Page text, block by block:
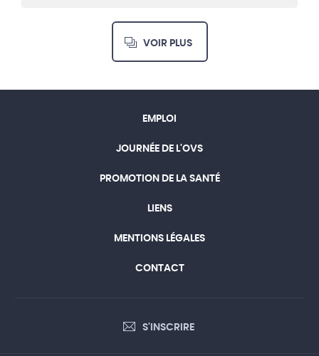
VOIR PLUS
EMPLOI
JOURNÉE DE L'OVS
PROMOTION DE LA SANTÉ
LIENS
MENTIONS LÉGALES
CONTACT
S'INSCRIRE